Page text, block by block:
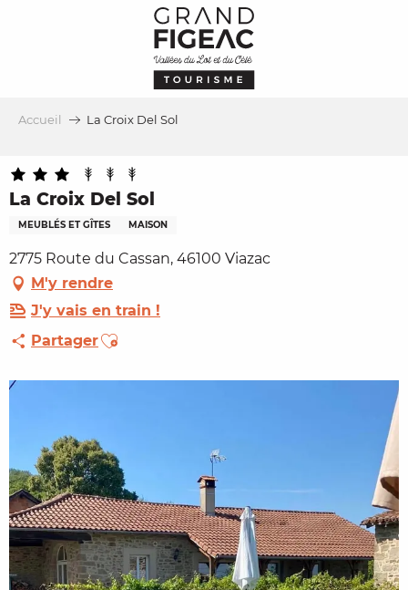
Accueil La Croix Del Sol
La Croix Del Sol
MEUBLÉS ET GÎTES MAISON
2775 Route du Cassan, 46100 Viazac
M'y rendre
J'y vais en train !
PartagerAjouter aux favoris